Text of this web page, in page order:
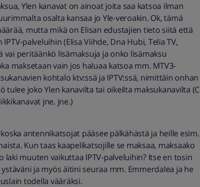
Ylen kanavat on ainoat joita saa katsoa ilman
osalta kansaa jo Yle-veroakin. Ok, tämä
mutta mikä on Elisan edustajien tieto siitä että
palveluihin (Elisa Viihde, Dna Hubi, Telia TV,
peritäänkö lisämaksuja ja onko lisämaksu
maksetaan vain jos haluaa katsoa mm. MTV3-
kohtalo ktv:ssä ja IPTV:ssä, nimittäin onhan
tulee joko Ylen kanavilta tai oikeilta maksukanavilta (C
jne. jne.)
antennikatsojat pääsee pälkähästä ja heille esim.
Kun taas kaapelikatsojille se maksaa, maksaako
laki muuten vaikuttaa IPTV-palveluihin? Itse en tosin
ja myös äitini seuraa mm. Emmerdalea ja he
todella vääräksi.